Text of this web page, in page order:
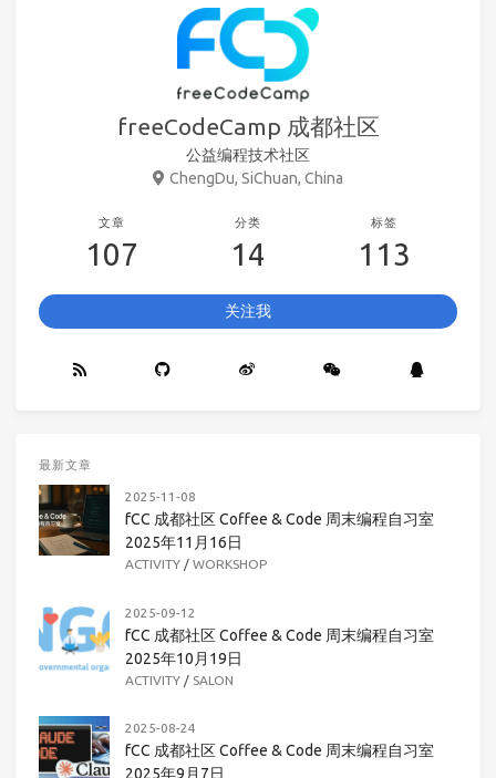
freeCodeCamp 成都社区
公益编程技术社区
ChengDu, SiChuan, China
文章
107
分类
14
标签
113
关注我
最新文章
2025-11-08
fCC 成都社区 Coffee & Code 周末编程自习室
2025年11月16日
ACTIVITY / WORKSHOP
2025-09-12
fCC 成都社区 Coffee & Code 周末编程自习室
2025年10月19日
ACTIVITY / SALON
2025-08-24
fCC 成都社区 Coffee & Code 周末编程自习室
2025年9月7日